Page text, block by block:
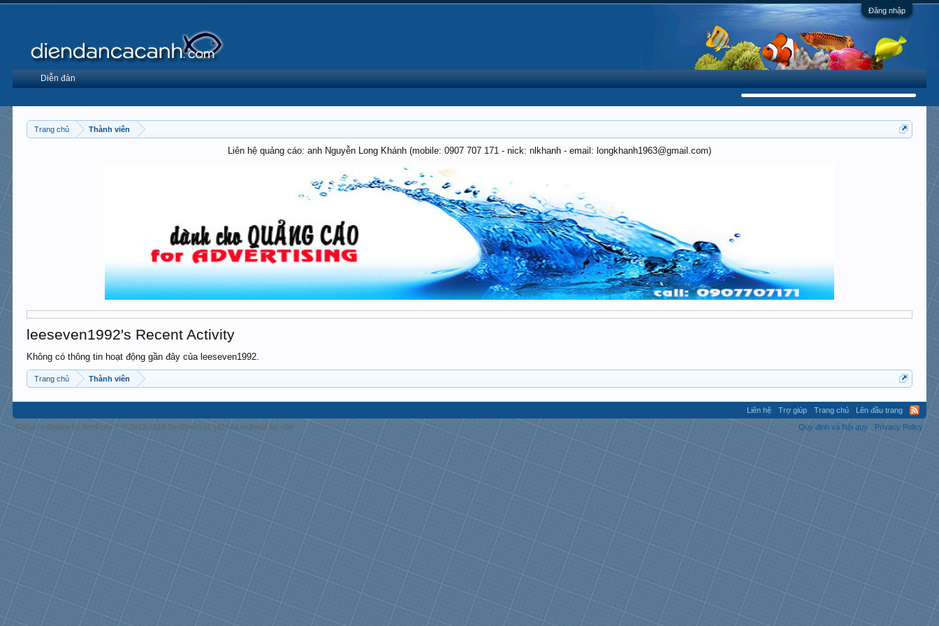
Đăng nhập
Trang chủ Thành viên
Liên hệ quảng cáo: anh Nguyễn Long Khánh (mobile: 0907 707 171 - nick: nlkhanh - email: longkhanh1963@gmail.com)
leeseven1992's Recent Activity
Không có thông tin hoạt động gần đây của leeseven1992.
Trang chủ Thành viên
Diễn đàn
Liên hệ Trợ giúp Trang chủ
Lên đầu trang
Quy định và Nội quy
Privacy Policy
Forum software by XenForo™© 2010-2018 XenForo Ltd. | Media embeds by s9e